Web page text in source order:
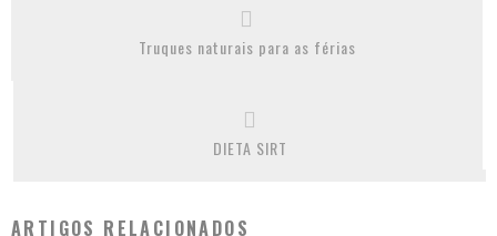
Truques naturais para as férias
DIETA SIRT
ARTIGOS RELACIONADOS